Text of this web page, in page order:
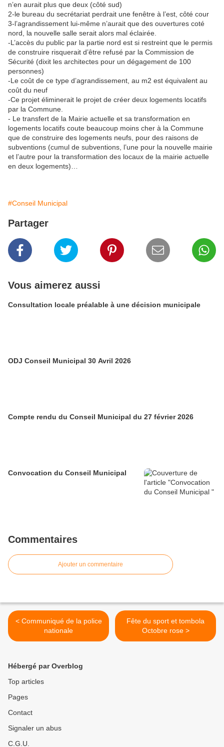
n’en aurait plus que deux (côté sud)
2-le bureau du secrétariat perdrait une fenêtre à l’est, côté cour
3-l’agrandissement lui-même n’aurait que des ouvertures coté
nord, la nouvelle salle serait alors mal éclairée.
-L’accès du public par la partie nord est si restreint que le permis
de construire risquerait d’être refusé par la Commission de
Sécurité (dixit les architectes pour un dégagement de 100
personnes)
-Le coût de ce type d’agrandissement, au m2 est équivalent au
coût du neuf
-Ce projet éliminerait le projet de créer deux logements locatifs
par la Commune.
- Le transfert de la Mairie actuelle et sa transformation en
logements locatifs coute beaucoup moins cher à la Commune
que de construire des logements neufs, pour des raisons de
subventions (cumul de subventions, l’une pour la nouvelle mairie
et l’autre pour la transformation des locaux de la mairie actuelle
en deux logements)…
#Conseil Municipal
Partager
Vous aimerez aussi
Consultation locale préalable à une décision municipale
ODJ Conseil Municipal 30 Avril 2026
Compte rendu du Conseil Municipal du 27 février 2026
Convocation du Conseil Municipal
Commentaires
Ajouter un commentaire
< Communiqué de la police
nationale
Fête du sport et tombola
Octobre rose >
Hébergé par Overblog
Top articles
Pages
Contact
Signaler un abus
C.G.U.